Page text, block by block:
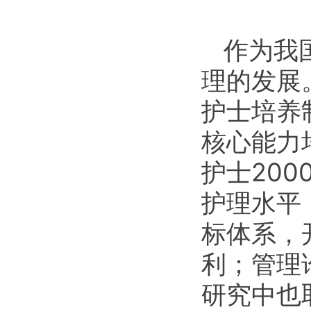
作为我
理的发展
护士培养
核心能力
护士
护理水平
标体系，
利；管理
研究中也